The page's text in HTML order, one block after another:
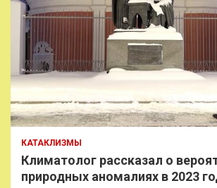
КАТАКЛИЗМЫ
Климатолог рассказал о
природных аномалиях в 2023